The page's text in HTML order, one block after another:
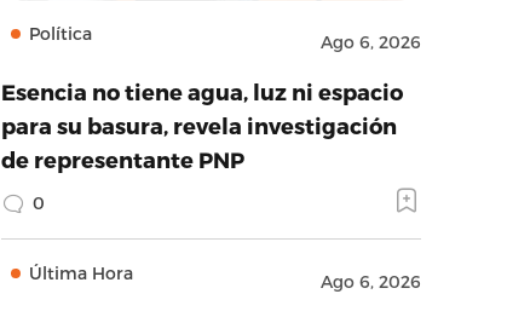
Política Ago 6, 2026
Esencia no tiene agua, luz ni espacio
para su basura, revela investigación
de representante PNP
0
Última Hora Ago 6, 2026